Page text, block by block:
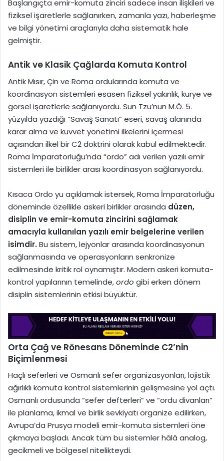
Başlangıçta emir-komuta zinciri sadece insan ilişkileri ve
fiziksel işaretlerle sağlanırken, zamanla yazı, haberleşme
ve bilgi yönetimi araçlarıyla daha sistematik hale
gelmiştir.
Antik ve Klasik Çağlarda Komuta Kontrol
Antik Mısır, Çin ve Roma ordularında komuta ve
koordinasyon sistemleri esasen fiziksel yakınlık, kurye ve
görsel işaretlerle sağlanıyordu. Sun Tzu’nun M.Ö. 5.
yüzyılda yazdığı “Savaş Sanatı” eseri, savaş alanında
karar alma ve kuvvet yönetimi ilkelerini içermesi
açısından ilkel bir C2 doktrini olarak kabul edilmektedir.
Roma İmparatorluğu’nda “ordo” adı verilen yazılı emir
sistemleri ile birlikler arası koordinasyon sağlanıyordu.
Kısaca Ordo yu açıklamak istersek, Roma İmparatorluğu
döneminde özellikle askeri birlikler arasında düzen,
disiplin ve emir-komuta zincirini sağlamak
amacıyla kullanılan yazılı emir belgelerine verilen
isimdir. Bu sistem, lejyonlar arasında koordinasyonun
sağlanmasında ve operasyonların senkronize
edilmesinde kritik rol oynamıştır. Modern askeri komuta-
kontrol yapılarının temelinde,ordo gibi erken dönem
disiplin sistemlerinin etkisi büyüktür.
Orta Çağ ve Rönesans Döneminde C2’nin
Biçimlenmesi
Haçlı seferleri ve Osmanlı sefer organizasyonları, lojistik
ağırlıklı komuta kontrol sistemlerinin gelişmesine yol açtı.
Osmanlı ordusunda “sefer defterleri” ve “ordu divanları”
ile planlama, ikmal ve birlik sevkiyatı organize edilirken,
Avrupa’da Prusya modeli emir-komuta sistemleri öne
çıkmaya başladı. Ancak tüm bu sistemler hâlâ analog,
gecikmeli ve bölgesel nitelikteydi.